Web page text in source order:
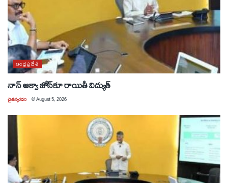
ఆంధ్రప్రదేశ్
నాన్ ఆక్వా జోన్‌కూ రాయితీ విద్యుత్
చైతన్యరధం @August 5, 2026